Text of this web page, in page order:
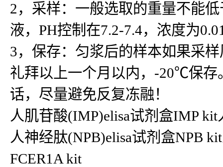
2，采样：一般选取的重量不能
液，PH控制在7.2-7.4，浓度为
3，保存：匀浆后的样本如果采
礼拜以上一个月以内，-20℃保存
话，尽量避免反复冻融！
人肌苷酸(IMP)elisa试剂盒IMP kit
人神经肽(NPB)elisa试剂盒NPB
FCER1A kit